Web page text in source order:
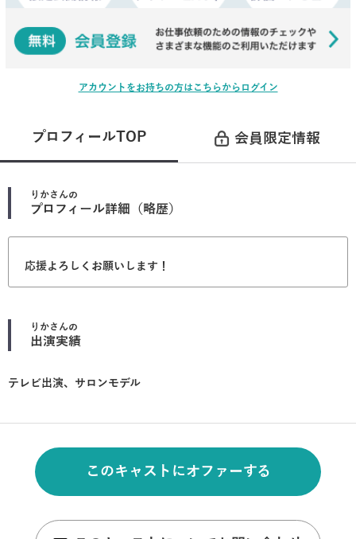
アカウントをお持ちの方はこちらからログイン
プロフィールTOP 会員限定情報
りかさんの
プロフィール詳細（略歴）
応援よろしくお願いします！
りかさんの
出演実績
テレビ出演、サロンモデル
このキャストにオファーする